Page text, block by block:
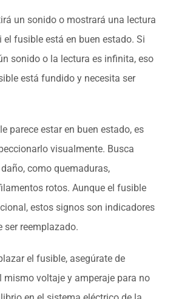
un sonido o mostrará una lectura
el fusible está en buen estado. Si
sonido o la lectura es infinita, eso
está fundido y necesita ser
parece estar en buen estado, es
visualmente. Busca
como quemaduras,
rotos. Aunque el fusible
estos signos son indicadores
ser reemplazado.
el fusible, asegúrate de
mismo voltaje y amperaje para no